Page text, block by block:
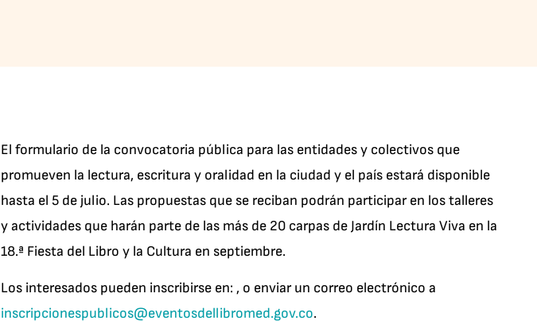
El formulario de la convocatoria pública para las entidades y colectivos que
promueven la lectura, escritura y oralidad en la ciudad y el país estará disponible
hasta el 5 de julio. Las propuestas que se reciban podrán participar en los talleres
y actividades que harán parte de las más de 20 carpas de Jardín Lectura Viva en la
18.ª Fiesta del Libro y la Cultura en septiembre.
Los interesados pueden inscribirse en: , o enviar un correo electrónico a
inscripcionespublicos@eventosdellibromed.gov.co.